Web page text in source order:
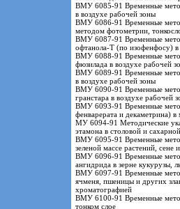
ВМУ 6085-91 Временные
в воздухе рабочей зоны
ВМУ 6086-91 Временные
методом фотометрии,
ВМУ 6087-91 Временные
офтанола-Т (по изофенфосу) в
ВМУ 6088-91 Временные
фюзилада в воздухе рабочей
ВМУ 6089-91 Временные
в воздухе рабочей зоны
ВМУ 6090-91 Временные
гранстара в воздухе рабочей
ВМУ 6093-91 Временные
фенварерата и декаметрина)
МУ 6094-91 Методические
этамона в столовой и
ВМУ 6095-91 Временные
зеленой массе растений,
ВМУ 6096-91 Временные
ангидрида в зерне кукурузы,
ВМУ 6097-91 Временные
ячменя, пшеницы и других
хроматографией
ВМУ 6100-91 Временные
тонком слое